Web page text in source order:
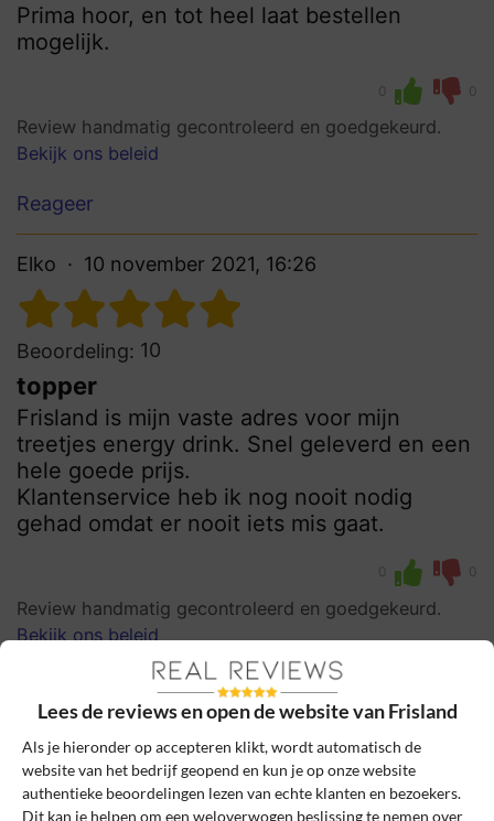
Prima hoor, en tot heel laat bestellen
mogelijk.
0 0
Review handmatig gecontroleerd en goedgekeurd.
Bekijk ons beleid
Reageer
Elko 10 november 2021, 16:26
Beoordeling: 10
topper
Frisland is mijn vaste adres voor mijn
treetjes energy drink. Snel geleverd en een
hele goede prijs.
Klantenservice heb ik nog nooit nodig
gehad omdat er nooit iets mis gaat.
0 0
Review handmatig gecontroleerd en goedgekeurd.
Bekijk ons beleid
Schrijf een review
Het e-mailadres en bestelnummer worden niet
Lees de reviews en open de website van Frisland
Als je hieronder op accepteren klikt, wordt automatisch de
website van het bedrijf geopend en kun je op onze website
authentieke beoordelingen lezen van echte klanten en bezoekers.
Dit kan je helpen om een weloverwogen beslissing te nemen over